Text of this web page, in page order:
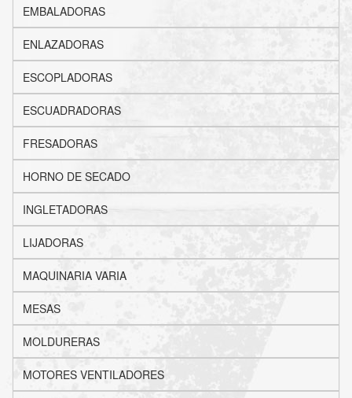
EMBALADORAS
ENLAZADORAS
ESCOPLADORAS
ESCUADRADORAS
FRESADORAS
HORNO DE SECADO
INGLETADORAS
LIJADORAS
MAQUINARIA VARIA
MESAS
MOLDURERAS
MOTORES VENTILADORES